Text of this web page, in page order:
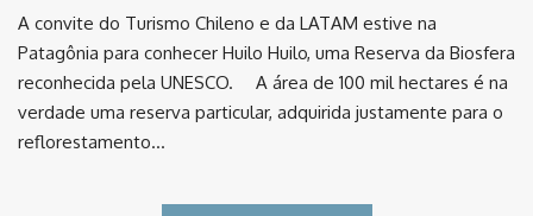
A convite do Turismo Chileno e da LATAM estive na
Patagônia para conhecer Huilo Huilo, uma Reserva da Biosfera
reconhecida pela UNESCO. ⠀ A área de 100 mil hectares é na
verdade uma reserva particular, adquirida justamente para o
reflorestamento…